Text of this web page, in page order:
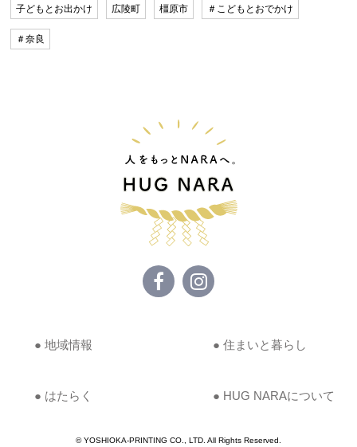
子どもとお出かけ 広陵町 橿原市 ＃こどもとおでかけ
＃奈良
● 地域情報 ● 住まいと暮らし
● はたらく ● HUG NARAについて
© YOSHIOKA-PRINTING CO., LTD. All Rights Reserved.